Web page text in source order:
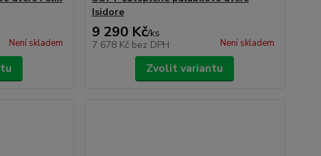
Není skladem
Isidore
9 290 Kč/ks
7 678 Kč bez DPH Není skladem
Zvolit variantu